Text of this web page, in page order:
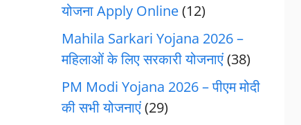
योजना Apply Online(12)
Mahila Sarkari Yojana 2026 –
महिलाओं के लिए सरकारी योजनाएं(38)
PM Modi Yojana 2026 – पीएम मोदी
की सभी योजनाएं(29)